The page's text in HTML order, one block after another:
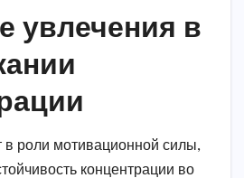
увлечения в
в роли мотивационной силы,
концентрации во